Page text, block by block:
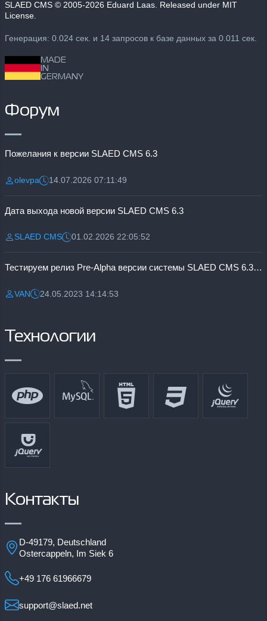
SLAED CMS © 2005-2026 Eduard Laas. Released under MIT
License.
Генерация: 0.024 сек. и 14 запросов к базе данных за 0.011 сек.
MADE
IN
GERMANY
Форум
Пожелания к версии SLAED CMS 6.3
Разместил:
olevpaДата:14.07.2026 07:11:49
Дата выхода новой версии SLAED CMS 6.3
Разместил:
SLAED CMSДата:01.02.2026 22:05:52
Тестируем релиз Pre-Alpha версии системы SLAED CMS 6.3 Pro
Разместил:
VANДата:24.05.2023 14:14:53
Технологии
Контакты
D-49179, Deutschland
Ostercappeln, Im Siek 6
+49 176 61966679
support@slaed.net